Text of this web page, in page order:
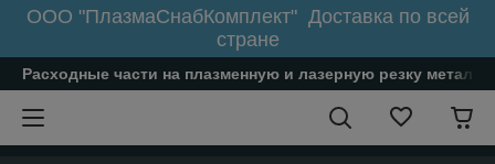
ООО "ПлазмаСнабКомплект" Доставка по всей
стране
Расходные части на плазменную и лазерную резку